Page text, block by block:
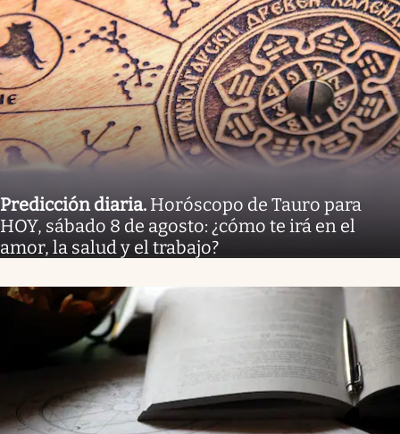
Predicción diaria. Horóscopo de Tauro para
HOY, sábado 8 de agosto: ¿cómo te irá en el
amor, la salud y el trabajo?